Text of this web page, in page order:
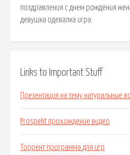
поздравления с днем рождения
девушка одевалка игра.
Links to Important Stuff
Презентация на тему натуральные
Prospekt прохождение видео
Торрент программа для игр